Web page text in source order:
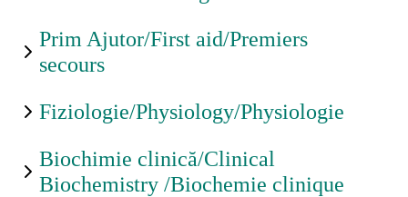
Prim Ajutor/First aid/Premiers
secours
Fiziologie/Physiology/Physiologie
Biochimie clinică/Clinical
Biochemistry /Biochemie clinique